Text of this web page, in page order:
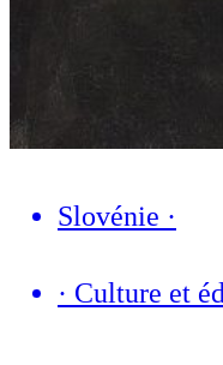
Slovénie ·
· Culture et